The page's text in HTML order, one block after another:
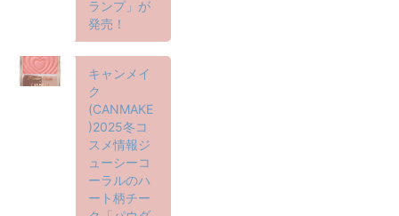
ランプ」が
発売！
キャンメイ
ク
(CANMAKE
)2025冬コ
スメ情報ジ
ューシーコ
ーラルのハ
ート柄チー